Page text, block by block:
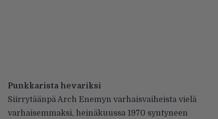
Punkkarista hevariksi
Siirrytäänpä Arch Enemyn varhaisvaiheista vielä
varhaisemmaksi, heinäkuussa 1970 syntyneen